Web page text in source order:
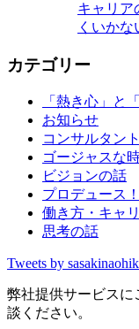
キャリア
くいかな
カテゴリー
「熱き心」と
お知らせ
コンサルタン
ゴージャスな
ビジョンの話
プロデュース！
働き方・キャ
思考の話
Tweets by
弊社提供サービスに
談ください。